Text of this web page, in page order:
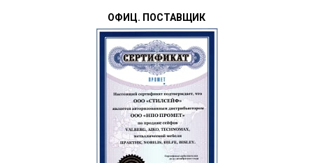
ОФИЦ. ПОСТАВЩИК